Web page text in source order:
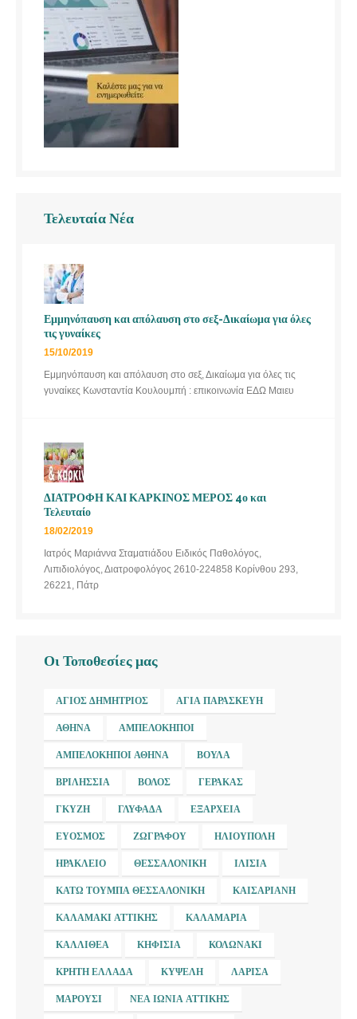
Τελευταία Νέα
Εμμηνόπαυση και απόλαυση στο σεξ-Δικαίωμα για όλες
τις γυναίκες
15/10/2019
Εμμηνόπαυση και απόλαυση στο σεξ, Δικαίωμα για όλες τις
γυναίκες Κωνσταντία Κουλουμπή : επικοινωνία ΕΔΩ Μαιευ
ΔΙΑΤΡΟΦΗ ΚΑΙ ΚΑΡΚΙΝΟΣ ΜΕΡΟΣ 4ο και
Τελευταίο
18/02/2019
Ιατρός Μαριάννα Σταματιάδου Ειδικός Παθολόγος,
Λιπιδιολόγος, Διατροφολόγος 2610-224858 Κορίνθου 293,
26221, Πάτρ
Οι Τοποθεσίες μας
ΆΓΙΟΣ ΔΗΜΉΤΡΙΟΣ ΑΓΊΑ ΠΑΡΑΣΚΕΥΉ
ΑΘΉΝΑ ΑΜΠΕΛΌΚΗΠΟΙ
ΑΜΠΕΛΌΚΗΠΟΙ ΑΘΉΝΑ ΒΟΎΛΑ
ΒΡΙΛΉΣΣΙΑ ΒΌΛΟΣ ΓΈΡΑΚΑΣ
ΓΚΎΖΗ ΓΛΥΦΆΔΑ ΕΞΆΡΧΕΙΑ
ΕΎΟΣΜΟΣ ΖΩΓΡΆΦΟΥ ΗΛΙΟΎΠΟΛΗ
ΗΡΆΚΛΕΙΟ ΘΕΣΣΑΛΟΝΊΚΗ ΙΛΊΣΙΑ
ΚΆΤΩ ΤΟΎΜΠΑ ΘΕΣΣΑΛΟΝΊΚΗ ΚΑΙΣΑΡΙΑΝΉ
ΚΑΛΑΜΆΚΙ ΑΤΤΙΚΉΣ ΚΑΛΑΜΑΡΙΆ
ΚΑΛΛΙΘΈΑ ΚΗΦΙΣΙΆ ΚΟΛΩΝΆΚΙ
ΚΡΉΤΗ ΕΛΛΆΔΑ ΚΥΨΈΛΗ ΛΆΡΙΣΑ
ΜΑΡΟΎΣΙ ΝΈΑ ΙΩΝΊΑ ΑΤΤΙΚΉΣ